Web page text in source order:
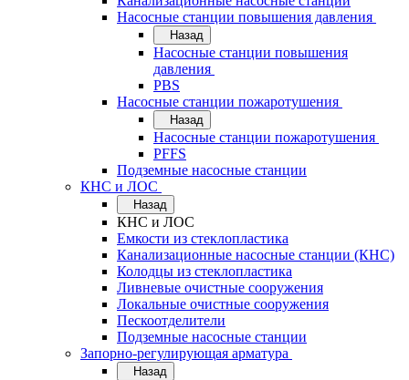
Насосные станции повышения давления
Назад
Насосные станции повышения
давления
PBS
Насосные станции пожаротушения
Назад
Насосные станции пожаротушения
PFFS
Подземные насосные станции
КНС и ЛОС
Назад
КНС и ЛОС
Емкости из стеклопластика
Канализационные насосные станции (КНС)
Колодцы из стеклопластика
Ливневые очистные сооружения
Локальные очистные сооружения
Пескоотделители
Подземные насосные станции
Запорно-регулирующая арматура
Назад